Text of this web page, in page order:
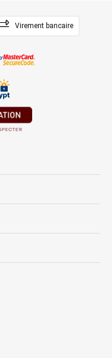
Virement bancaire